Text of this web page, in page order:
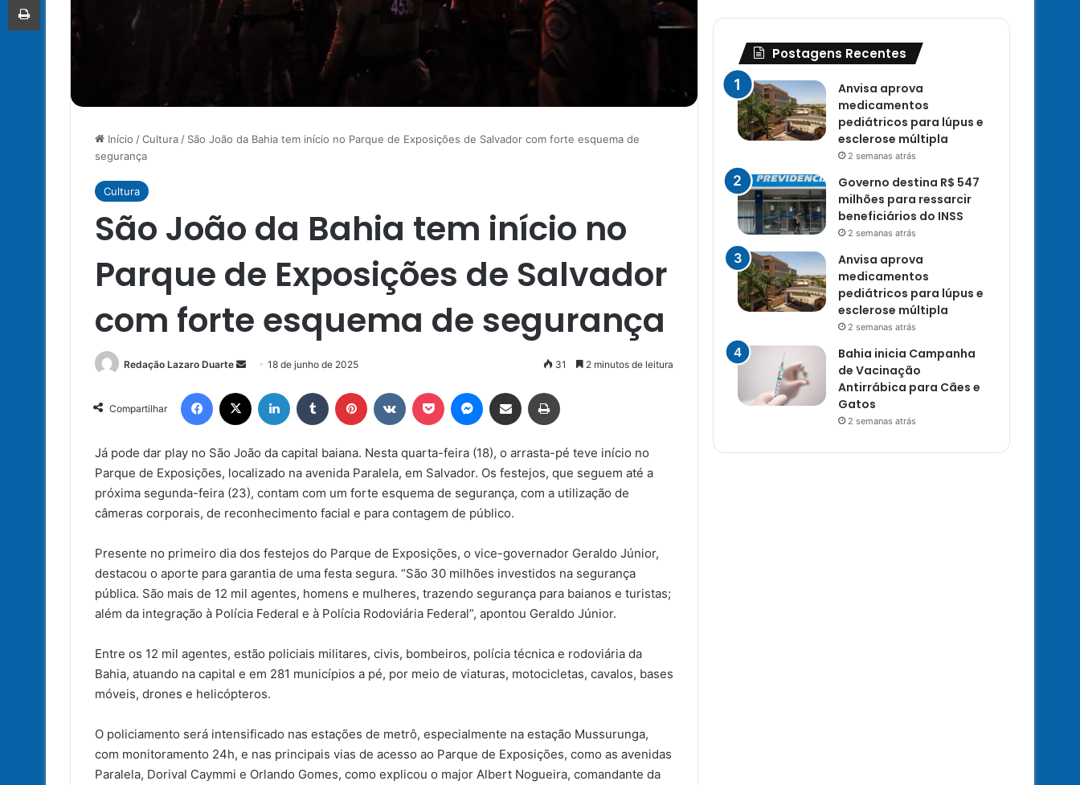
Início /Cultura / São João da Bahia tem início no Parque de Exposições de Salvador com forte esquema de
segurança
Cultura
São João da Bahia tem início no
Parque de Exposições de Salvador
com forte esquema de segurança
Redação Lazaro Duarte
Mande
e-
mail
18 de junho de 2025 31 2 minutos de leitura
Compartilhar
Facebook Linkedin Tumblr Pinterest Pocket Messenger
Compartilhar via e-mail
Já pode dar play no São João da capital baiana. Nesta quarta-feira (18), o arrasta-pé teve início no
Parque de Exposições, localizado na avenida Paralela, em Salvador. Os festejos, que seguem até a
próxima segunda-feira (23), contam com um forte esquema de segurança, com a utilização de
câmeras corporais, de reconhecimento facial e para contagem de público.
Presente no primeiro dia dos festejos do Parque de Exposições, o vice-governador Geraldo Júnior,
destacou o aporte para garantia de uma festa segura. “São 30 milhões investidos na segurança
pública. São mais de 12 mil agentes, homens e mulheres, trazendo segurança para baianos e turistas;
além da integração à Polícia Federal e à Polícia Rodoviária Federal”, apontou Geraldo Júnior.
Entre os 12 mil agentes, estão policiais militares, civis, bombeiros, polícia técnica e rodoviária da
Bahia, atuando na capital e em 281 municípios a pé, por meio de viaturas, motocicletas, cavalos, bases
móveis, drones e helicópteros.
O policiamento será intensificado nas estações de metrô, especialmente na estação Mussurunga,
com monitoramento 24h, e nas principais vias de acesso ao Parque de Exposições, como as avenidas
Paralela, Dorival Caymmi e Orlando Gomes, como explicou o major Albert Nogueira, comandante da
Postagens Recentes
Anvisa aprova
medicamentos
pediátricos para lúpus e
esclerose múltipla
2 semanas atrás
Governo destina R$ 547
milhões para ressarcir
beneficiários do INSS
2 semanas atrás
Anvisa aprova
medicamentos
pediátricos para lúpus e
esclerose múltipla
2 semanas atrás
Bahia inicia Campanha
de Vacinação
Antirrábica para Cães e
Gatos
2 semanas atrás